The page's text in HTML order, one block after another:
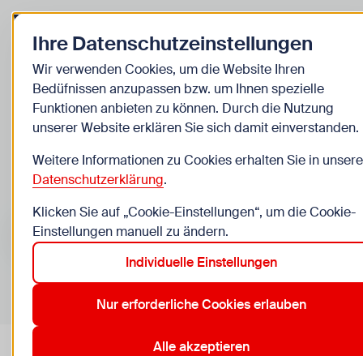
Zurück zur Startseite
Informationen
Themen & Highlights
Alle Kinder Jugendliche Jugendarbeit
Suchen nach …
Suchen
Erweiterte Suche
Ihre Datenschutzeinstellungen
Wir verwenden Cookies, um die Website Ihren
Bedüfnissen anzupassen bzw. um Ihnen spezielle
Funktionen anbieten zu können. Durch die Nutzung
unserer Website erklären Sie sich damit einverstanden.
Weitere Informationen zu Cookies erhalten Sie in
Datenschutzerklärung.
Klicken Sie auf „Cookie-Einstellungen“, um die Cookie-
Einstellungen manuell zu ändern.
Individuelle Einstellungen
Nur erforderliche Cookies erlauben
Alle akzeptieren